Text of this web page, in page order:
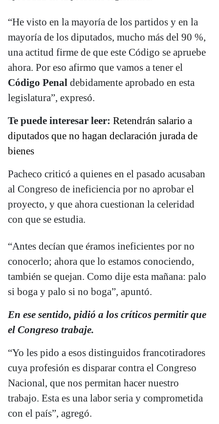
“He visto en la mayoría de los partidos y en la
mayoría de los diputados, mucho más del 90 %,
una actitud firme de que este Código se apruebe
ahora. Por eso afirmo que vamos a tener el
Código Penal debidamente aprobado en esta
legislatura”, expresó.
Te puede interesar leer: Retendrán salario a
diputados que no hagan declaración jurada de
bienes
Pacheco criticó a quienes en el pasado acusaban
al Congreso de ineficiencia por no aprobar el
proyecto, y que ahora cuestionan la celeridad
con que se estudia.
“Antes decían que éramos ineficientes por no
conocerlo; ahora que lo estamos conociendo,
también se quejan. Como dije esta mañana: palo
si boga y palo si no boga”, apuntó.
En ese sentido, pidió a los críticos permitir que
el Congreso trabaje.
“Yo les pido a esos distinguidos francotiradores
cuya profesión es disparar contra el Congreso
Nacional, que nos permitan hacer nuestro
trabajo. Esta es una labor seria y comprometida
con el país”, agregó.